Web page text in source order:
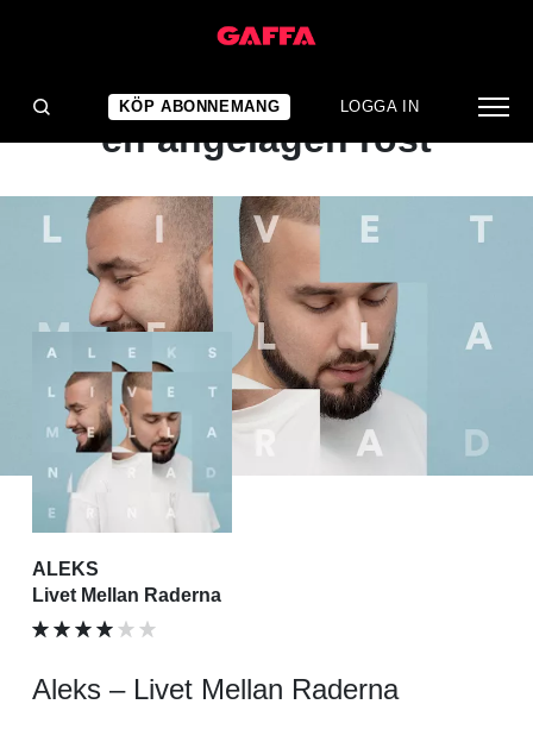
KÖP ABONNEMANG LOGGA IN
ALBUMRECENSION
Visdom i vardagen från
en angelägen röst
ALEKS
Livet Mellan Raderna
Aleks – Livet Mellan Raderna